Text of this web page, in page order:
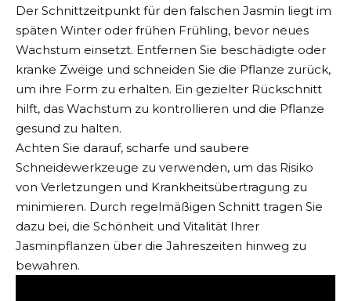
Der Schnittzeitpunkt für den falschen Jasmin liegt im
späten Winter oder frühen Frühling, bevor neues
Wachstum einsetzt. Entfernen Sie beschädigte oder
kranke Zweige und schneiden Sie die Pflanze zurück,
um ihre Form zu erhalten. Ein gezielter Rückschnitt
hilft, das Wachstum zu kontrollieren und die Pflanze
gesund zu halten.
Achten Sie darauf, scharfe und saubere
Schneidewerkzeuge zu verwenden, um das Risiko
von Verletzungen und Krankheitsübertragung zu
minimieren. Durch regelmäßigen Schnitt tragen Sie
dazu bei, die Schönheit und Vitalität Ihrer
Jasminpflanzen über die Jahreszeiten hinweg zu
bewahren.